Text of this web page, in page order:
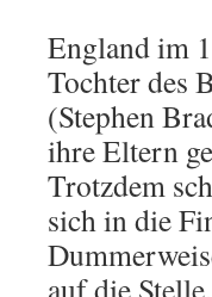
England im
Tochter des
(Stephen
ihre Eltern
Trotzdem
sich in die
auf die